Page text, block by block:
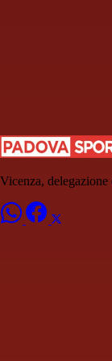
Vicenza,